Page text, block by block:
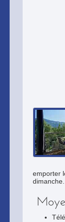
emporter
dimanche.